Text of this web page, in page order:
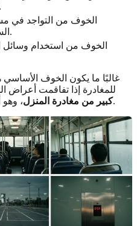
المصاعد أو المتاجر الصغيرة.
الخوف من التواجد في
السيارات أو الجسور أو الحدائق.
الخوف من استخدام وسائل
غالبًا ما يكون الخوف
للمغادرة إذا تفاقمت أعراض
كبير من مغادرة المنزل، وهو أحد أكثر الجوانب المعروفة للحالة.